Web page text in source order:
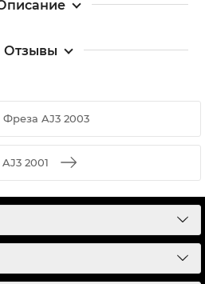
Отзывы
Фреза AJ3 2003
2001